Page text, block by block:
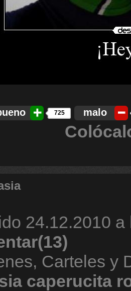
725 malo
24.12.2010 a
Carteles y
caperucita